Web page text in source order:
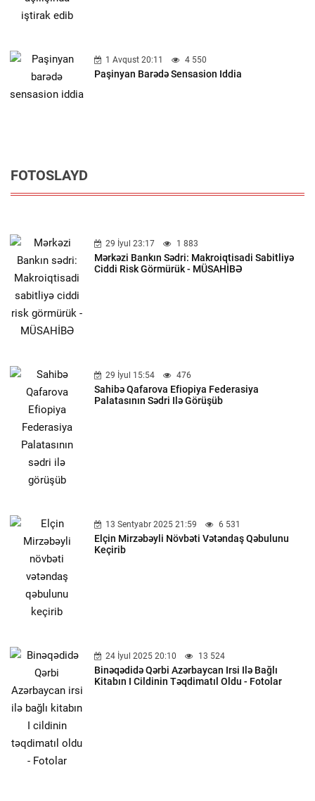
1 Avqust 20:11 4 550
Paşinyan Barədə Sensasion Iddia
FOTOSLAYD
29 İyul 23:17 1 883
Mərkəzi Bankın Sədri: Makroiqtisadi Sabitliyə
Ciddi Risk Görmürük - MÜSAHİBƏ
29 İyul 15:54 476
Sahibə Qafarova Efiopiya Federasiya
Palatasının Sədri Ilə Görüşüb
13 Sentyabr 2025 21:59 6 531
Elçin Mirzəbəyli Növbəti Vətəndaş Qəbulunu
Keçirib
24 İyul 2025 20:10 13 524
Binəqədidə Qərbi Azərbaycan Irsi Ilə Bağlı
Kitabın I Cildinin Təqdimatıl Oldu - Fotolar